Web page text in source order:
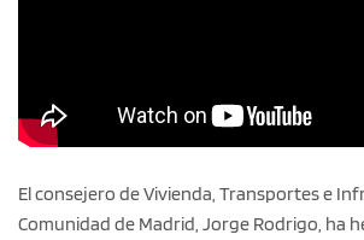
El consejero de Vivienda, Transportes e
Comunidad de Madrid, Jorge Rodrigo, ha